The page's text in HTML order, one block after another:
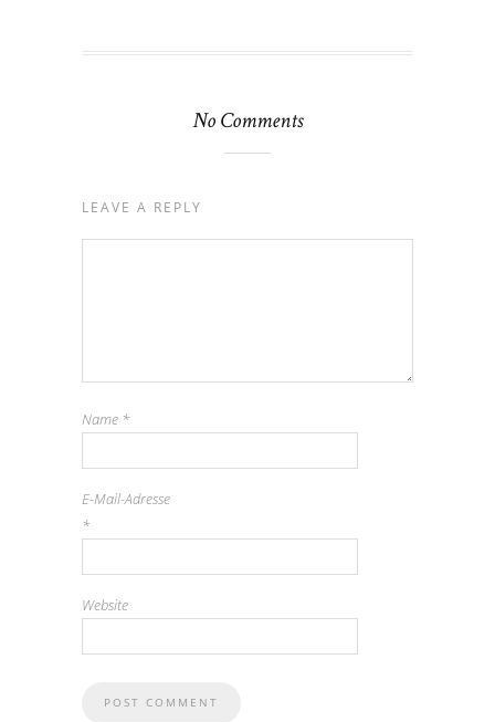
No Comments
LEAVE A REPLY
Name *
E-Mail-Adresse
*
Website